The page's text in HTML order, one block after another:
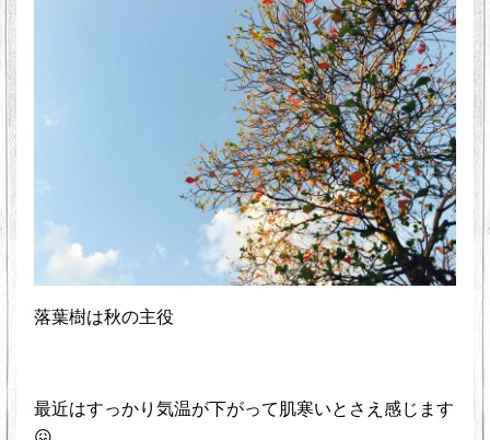
落葉樹は秋の主役
最近はすっかり気温が下がって肌寒いとさえ感じます